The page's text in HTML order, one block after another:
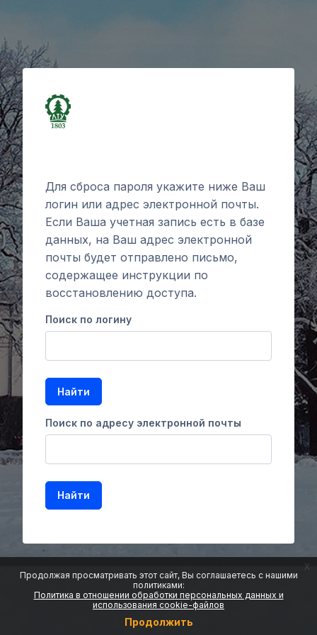
Продолжая просматривать этот сайт, Вы соглашаетесь с нашими
политиками:
Политика в отношении обработки персональных данных и
использования cookie-файлов
Продолжить
x
Для сброса пароля укажите ниже Ваш
логин или адрес электронной почты.
Если Ваша учетная запись есть в базе
данных, на Ваш адрес электронной
почты будет отправлено письмо,
содержащее инструкции по
восстановлению доступа.
Поиск по логину
Поиск по адресу электронной почты